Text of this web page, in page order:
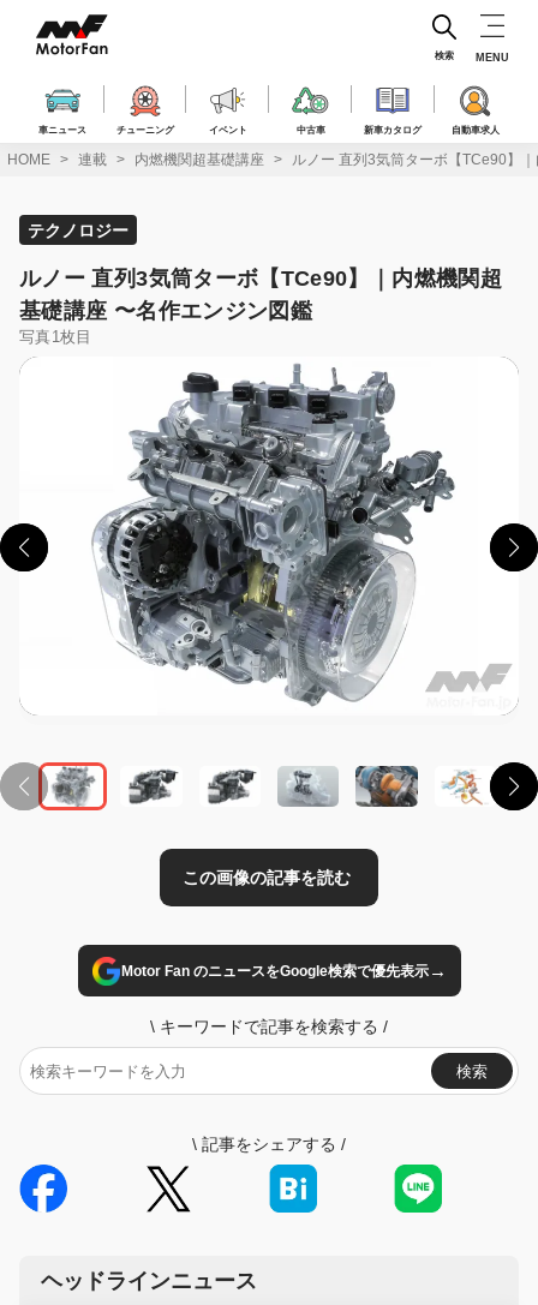
ス
車ニュース チューニング イベント 中古車 新車カタログ 自動車求人
検索 MENU
HOME 連載 内燃機関超基礎講座 ルノー 直列3気筒ターボ【TCe90】
テクノロジー
ルノー 直列3気筒ターボ【TCe90】｜内燃機関超
基礎講座 〜名作エンジン図鑑
写真1枚目
Motor Fan のニュースをGoogle検索で優先表示→
\ キーワードで記事を検索する /
検索
\ 記事をシェアする /
ヘッドラインニュース